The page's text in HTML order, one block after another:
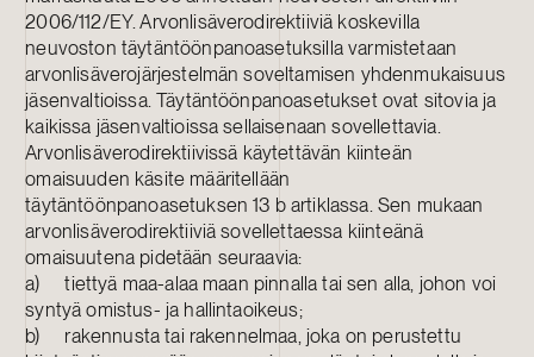
2006/112/EY. Arvonlisäverodirektiiviä koskevilla
neuvoston täytäntöönpanoasetuksilla varmistetaan
arvonlisäverojärjestelmän soveltamisen yhdenmukaisuus
jäsenvaltioissa. Täytäntöönpanoasetukset ovat sitovia ja
kaikissa jäsenvaltioissa sellaisenaan sovellettavia.
Arvonlisäverodirektiivissä käytettävän kiinteän
omaisuuden käsite määritellään
täytäntöönpanoasetuksen 13 b artiklassa. Sen mukaan
arvonlisäverodirektiiviä sovellettaessa kiinteänä
omaisuutena pidetään seuraavia:
a) tiettyä maa-alaa maan pinnalla tai sen alla, johon voi
syntyä omistus- ja hallintaoikeus;
b) rakennusta tai rakennelmaa, joka on perustettu